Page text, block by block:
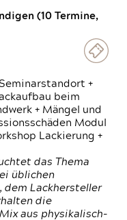
(10 Termine,
+
beim
+ Mängel und
Modul
Lackierung +
das Thema
üblichen
dem Lackhersteller
die
aus physikalisch-